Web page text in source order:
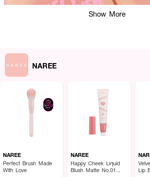
ผลลัพธ์ที่ได้ :
บลัชออนสูตรเนื้อครีม
ติดทน สีสวยจากนารี ทาแล้วสวยจึ้
สาว ๆ ทุกสีผิว มอบพวงแก้มสดใส ได้หลากลุค เพราะนารี
เหมาะกับทุกสภาพผิว ติดทน และไม่ดรอประหว่างวัน
Show More
NAREE
NAREE
Perfect Brush Made
With Love
NAREE
Happy Cheek Liquid
Blush Matte No.01
Lip